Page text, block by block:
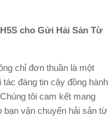
cho Gửi Hải Sản Từ
chỉ đơn thuần là một
đáng tin cậy đồng hành
tôi cam kết mang
bạn vận chuyển hải sản từ